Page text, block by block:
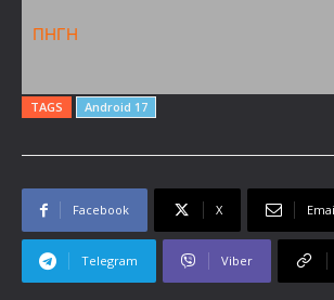
ΠΗΓΗ
TAGS Android 17
Facebook X
Telegram Viber